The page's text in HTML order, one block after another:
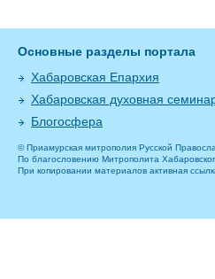
Основные разделы портала
Хабаровская Епархия
Хабаровская духовная
Блогосфера
© Приамурская митрополия Русской
По благословению Митрополита
При копировании материалов активная